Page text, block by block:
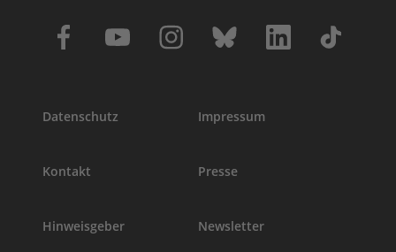
Datenschutz Impressum
Kontakt Presse
Hinweisgeber Newsletter